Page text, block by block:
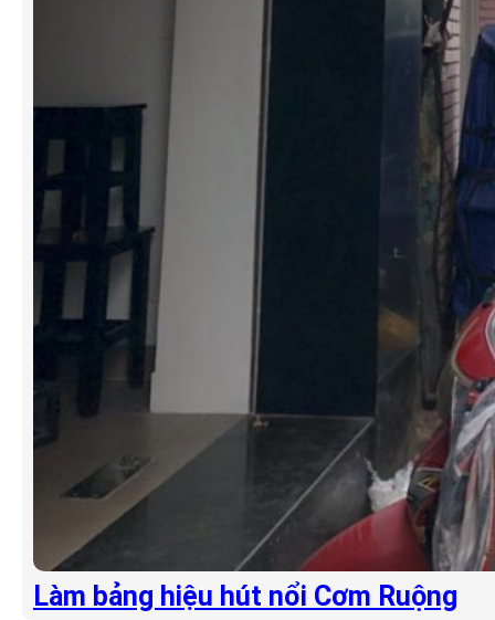
Làm bảng hiệu hút nổi Cơm Ruộng